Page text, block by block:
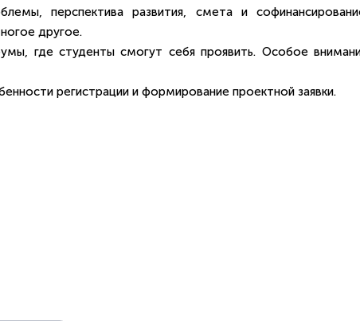
перспектива развития, смета и
другое.
где студенты смогут себя проявить. Особое
регистрации и формирование проектной заявки.